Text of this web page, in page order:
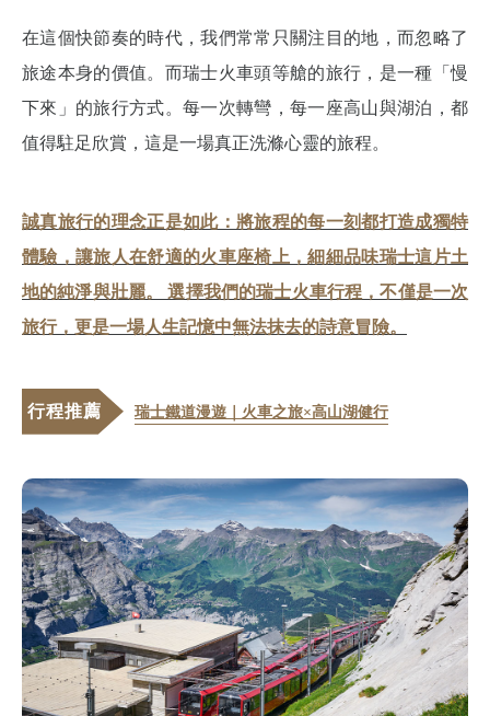
在這個快節奏的時代，我們常常只關注目的地，而忽略了
旅途本身的價值。而瑞士火車頭等艙的旅行，是一種「慢
下來」的旅行方式。每一次轉彎，每一座高山與湖泊，都
值得駐足欣賞，這是一場真正洗滌心靈的旅程。
誠真旅行的理念正是如此：將旅程的每一刻都打造成獨特
體驗，讓旅人在舒適的火車座椅上，細細品味瑞士這片土
地的純淨與壯麗。 選擇我們的瑞士火車行程，不僅是一次
旅行，更是一場人生記憶中無法抹去的詩意冒險。
行程推薦 瑞士鐵道漫遊｜火車之旅×高山湖健行